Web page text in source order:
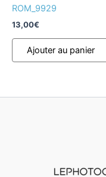
ROM_9929
13,00€
Ajouter au panier